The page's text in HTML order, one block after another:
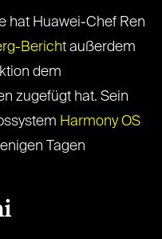
hat Huawei-Chef Ren
Bericht außerdem
dem
zugefügt hat. Sein
Harmony OS
Tagen